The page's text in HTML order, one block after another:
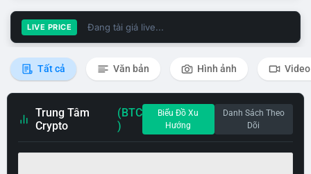
LIVE PRICE Đang tải giá live...
Tất cả Văn bản Hình ảnh Video
Trung Tâm
Crypto
(BTC
)
Biểu Đồ Xu
Hướng
Danh Sách Theo
Dõi